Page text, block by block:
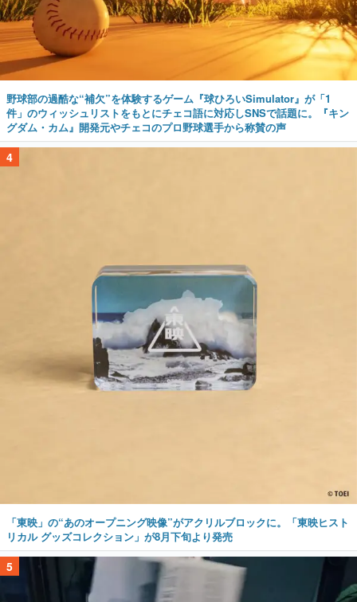
野球部の過酷な“補欠”を体験するゲーム『球ひろいSimulator』が「1
件」のウィッシュリストをもとにチェコ語に対応しSNSで話題に。『キン
グダム・カム』開発元やチェコのプロ野球選手から称賛の声
4
「東映」の“あのオープニング映像”がアクリルブロックに。「東映ヒスト
リカル グッズコレクション」が8月下旬より発売
5